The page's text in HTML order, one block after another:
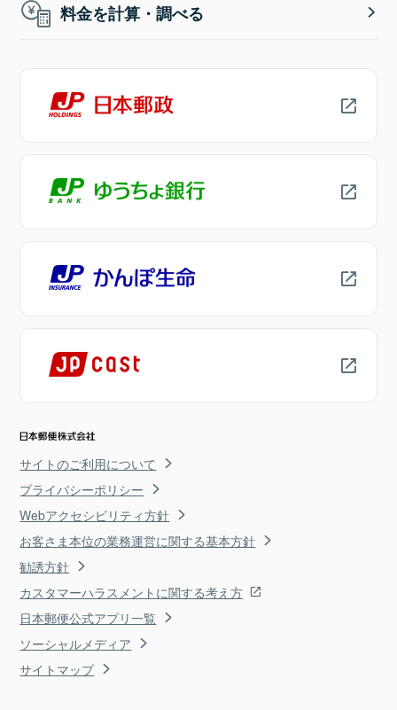
料金を計算・調べる
サイトのご利用について
プライバシーポリシー
Webアクセシビリティ方針
お客さま本位の業務運営に関する基本方針
勧誘方針
カスタマーハラスメントに関する考え方
日本郵便公式アプリ一覧
ソーシャルメディア
サイトマップ